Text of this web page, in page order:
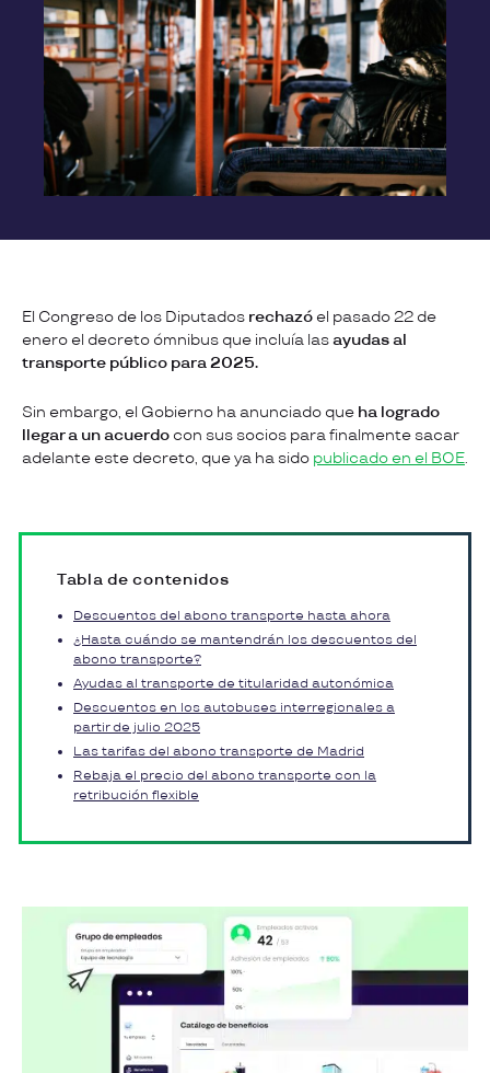
El Congreso de los Diputados rechazó el pasado 22 de
enero el decreto ómnibus que incluía lasayudas al
transporte público para 2025.
Sin embargo, el Gobierno ha anunciado que ha logrado
llegar a un acuerdo con sus socios para finalmente sacar
adelante este decreto, que ya ha sido publicado en el BOE.
Tabla de contenidos
Descuentos del abono transporte hasta ahora
¿Hasta cuándo se mantendrán los descuentos del
abono transporte?
Ayudas al transporte de titularidad autonómica
Descuentos en los autobuses interregionales a
partir de julio 2025
Las tarifas del abono transporte de Madrid
Rebaja el precio del abono transporte con la
retribución flexible